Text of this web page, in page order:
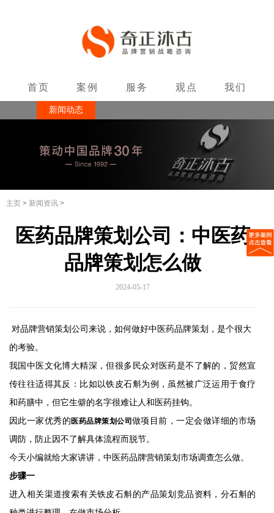
首页 案例 服务 观点 我们
联系新闻动态
主页 > 新闻资讯 >
医药品牌策划公司：中医药
品牌策划怎么做
2024-05-17
对品牌营销策划公司来说，如何做好中医药品牌策划，是个很大
的考验。
我国中医文化博大精深，但很多民众对医药是不了解的，贸然宣
传往往适得其反：比如以铁皮石斛为例，虽然被广泛运用于食疗
和药膳中，但它生僻的名字很难让人和医药挂钩。
因此一家优秀的 医药品牌策划公司 做项目前，一定会做详细的市场
调防，防止因不了解具体流程而脱节。
今天小编就给大家讲讲，中医药品牌营销策划市场调查怎么做。
步骤一
进入相关渠道搜索有关铁皮石斛的产品策划竞品资料，分石斛的